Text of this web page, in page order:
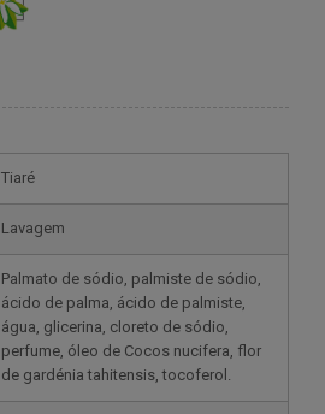
Tiaré
Lavagem
Palmato de sódio, palmiste de sódio,
ácido de palma, ácido de palmiste,
água, glicerina, cloreto de sódio,
perfume, óleo de Cocos nucifera, flor
de gardénia tahitensis, tocoferol.